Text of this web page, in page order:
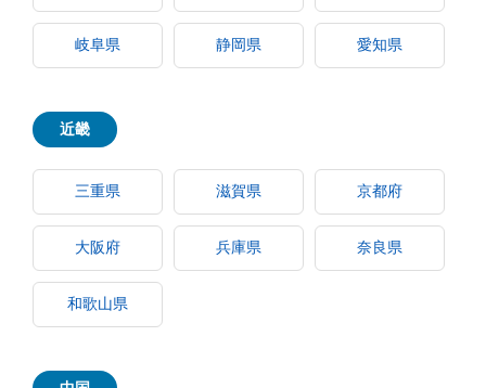
岐阜県 静岡県 愛知県
近畿
三重県 滋賀県 京都府
大阪府 兵庫県 奈良県
和歌山県